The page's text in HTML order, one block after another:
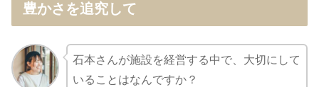
豊かさを追究して
石本さんが施設を経営する中で、大切にして
いることはなんですか？